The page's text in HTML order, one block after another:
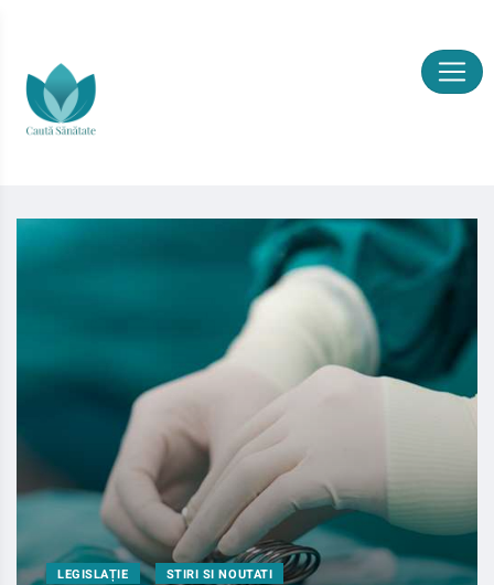
LEGISLAȚIE STIRI SI NOUTATI